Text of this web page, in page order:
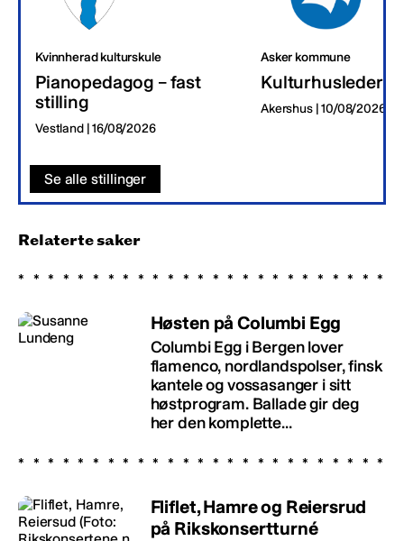
Kvinnherad kulturskule
Pianopedagog – fast
stilling
Vestland | 16/08/2026
Asker kommune
Kulturhusleder
Akershus | 10/08/2026
Se alle stillinger
Relaterte saker
Høsten på Columbi Egg
Columbi Egg i Bergen lover
flamenco, nordlandspolser, finsk
kantele og vossasanger i sitt
høstprogram. Ballade gir deg
her den komplette...
Fliflet, Hamre og Reiersrud
på Rikskonsertturné